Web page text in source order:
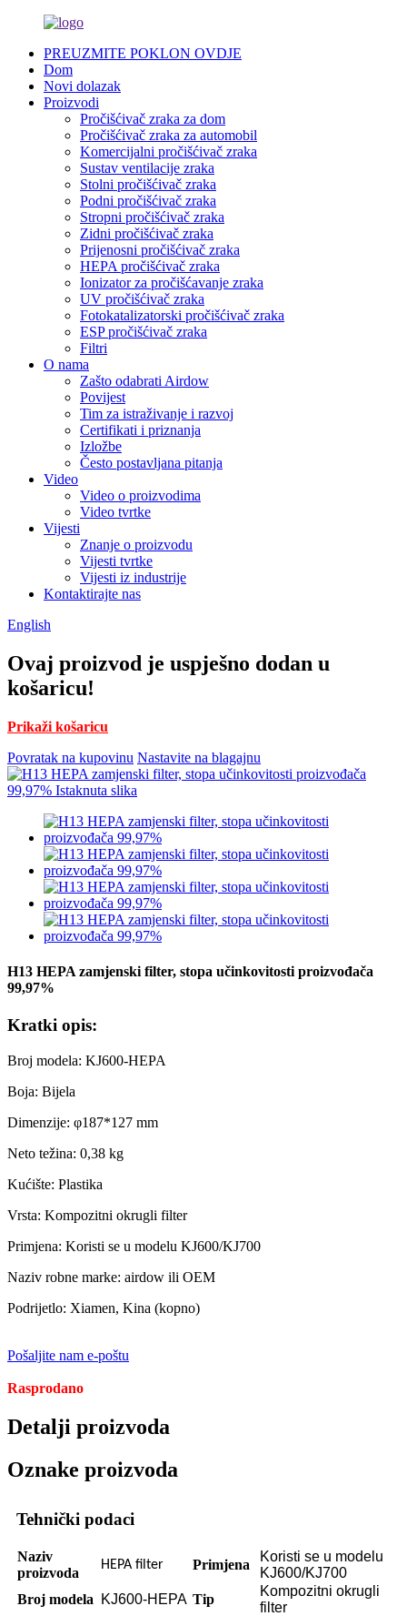
PREUZMITE POKLON OVDJE
Dom
Novi dolazak
Proizvodi
Pročišćivač zraka za dom
Pročišćivač zraka za automobil
Komercijalni pročišćivač zraka
Sustav ventilacije zraka
Stolni pročišćivač zraka
Podni pročišćivač zraka
Stropni pročišćivač zraka
Zidni pročišćivač zraka
Prijenosni pročišćivač zraka
HEPA pročišćivač zraka
Ionizator za pročišćavanje zraka
UV pročišćivač zraka
Fotokatalizatorski pročišćivač zraka
ESP pročišćivač zraka
Filtri
O nama
Zašto odabrati Airdow
Povijest
Tim za istraživanje i razvoj
Certifikati i priznanja
Izložbe
Često postavljana pitanja
Video
Video o proizvodima
Video tvrtke
Vijesti
Znanje o proizvodu
Vijesti tvrtke
Vijesti iz industrije
Kontaktirajte nas
English
Ovaj proizvod je uspješno dodan u
košaricu!
Prikaži košaricu
Povratak na kupovinu Nastavite na blagajnu
H13 HEPA zamjenski filter, stopa učinkovitosti proizvođača
99,97%
Kratki opis:
Broj modela: KJ600-HEPA
Boja: Bijela
Dimenzije: φ187*127 mm
Neto težina: 0,38 kg
Kućište: Plastika
Vrsta: Kompozitni okrugli filter
Primjena: Koristi se u modelu KJ600/KJ700
Naziv robne marke: airdow ili OEM
Podrijetlo: Xiamen, Kina (kopno)
Pošaljite nam e-poštu
Rasprodano
Detalji proizvoda
Oznake proizvoda
Tehnički podaci
Naziv
proizvoda
HEPA filter Primjena
Koristi se u modelu
KJ600/KJ700
Broj modela
KJ600-HEPA Tip
Kompozitni okrugli
filter